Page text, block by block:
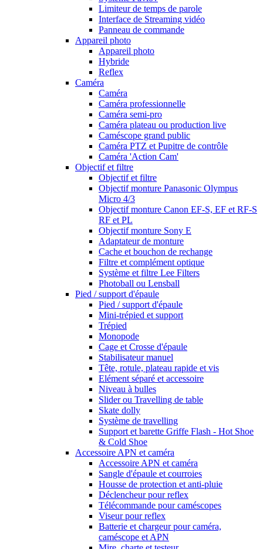
Limiteur de temps de parole
Interface de Streaming vidéo
Panneau de commande
Appareil photo
Appareil photo
Hybride
Reflex
Caméra
Caméra
Caméra professionnelle
Caméra semi-pro
Caméra plateau ou production live
Caméscope grand public
Caméra PTZ et Pupitre de contrôle
Caméra 'Action Cam'
Objectif et filtre
Objectif et filtre
Objectif monture Panasonic Olympus
Micro 4/3
Objectif monture Canon EF-S, EF et RF-S
RF et PL
Objectif monture Sony E
Adaptateur de monture
Cache et bouchon de rechange
Filtre et complément optique
Système et filtre Lee Filters
Photoball ou Lensball
Pied / support d'épaule
Pied / support d'épaule
Mini-trépied et support
Trépied
Monopode
Cage et Crosse d'épaule
Stabilisateur manuel
Tête, rotule, plateau rapide et vis
Elément séparé et accessoire
Niveau à bulles
Slider ou Travelling de table
Skate dolly
Système de travelling
Support et barette Griffe Flash - Hot Shoe
& Cold Shoe
Accessoire APN et caméra
Accessoire APN et caméra
Sangle d'épaule et courroies
Housse de protection et anti-pluie
Déclencheur pour reflex
Télécommande pour caméscopes
Viseur pour reflex
Batterie et chargeur pour caméra,
caméscope et APN